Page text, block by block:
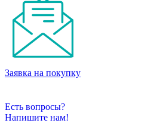
Заявка на покупку
Есть вопросы?
Напишите нам!